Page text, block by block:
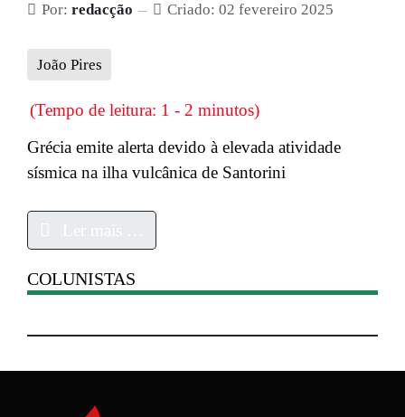
Por: redacção Criado: 02 fevereiro 2025
João Pires
(Tempo de leitura: 1 - 2 minutos)
Grécia emite alerta devido à elevada atividade
sísmica na ilha vulcânica de Santorini
COLUNISTAS